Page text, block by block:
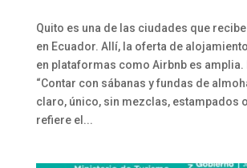
Quito es una de las ciudades que
en Ecuador. Allí, la oferta de
en plataformas como Airbnb es amplia.
“Contar con sábanas y fundas de
claro, único, sin mezclas, estampados
refiere el...